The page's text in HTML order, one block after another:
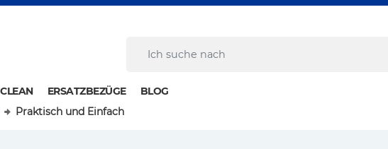
ERSATZBEZÜGE
BLOG
Praktisch und Einfach